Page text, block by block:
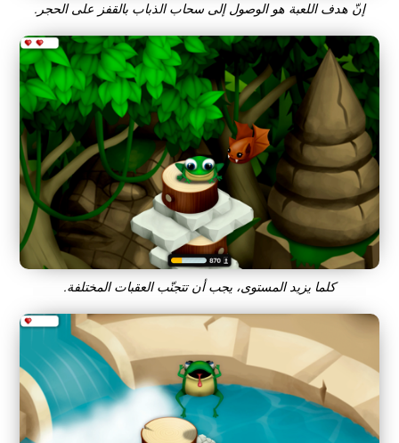
إنّ هدف اللعبة هو الوصول إلى سحاب الذباب بالقفز على الحجر.
كلما يزيد المستوى، يجب أن تتجنّب العقبات المختلفة.